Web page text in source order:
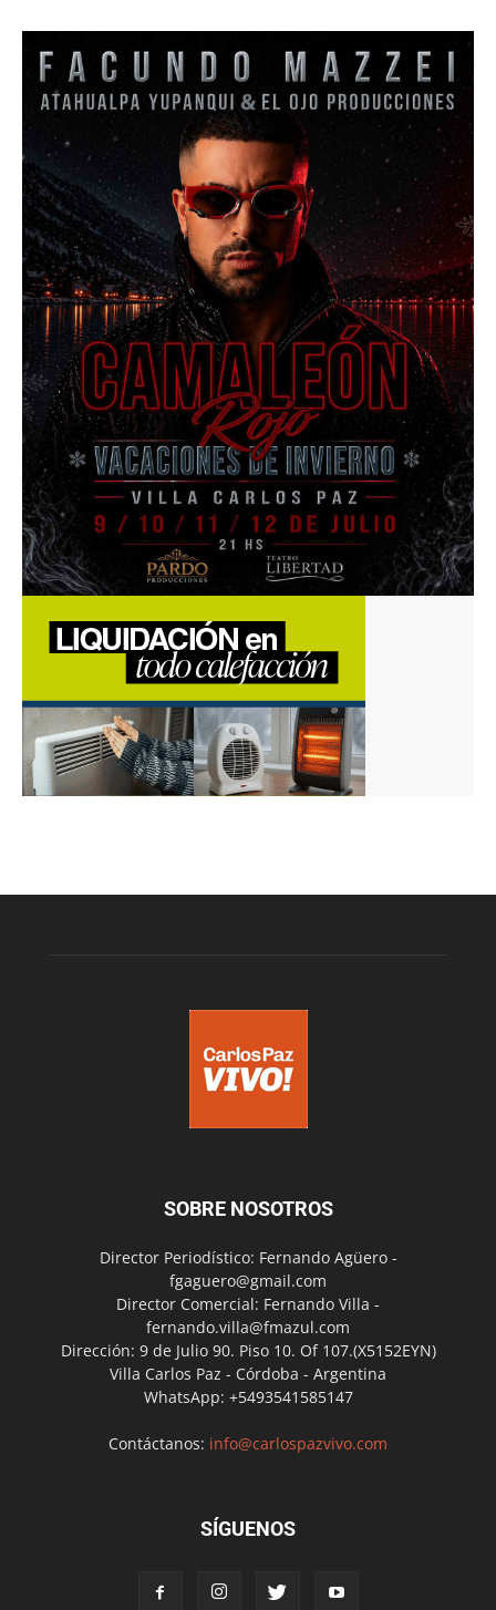
SOBRE NOSOTROS
Director Periodístico: Fernando Agüero -
fgaguero@gmail.com
Director Comercial: Fernando Villa -
fernando.villa@fmazul.com
Dirección: 9 de Julio 90. Piso 10. Of 107.(X5152EYN)
Villa Carlos Paz - Córdoba - Argentina
WhatsApp: +5493541585147
Contáctanos: info@carlospazvivo.com
SÍGUENOS